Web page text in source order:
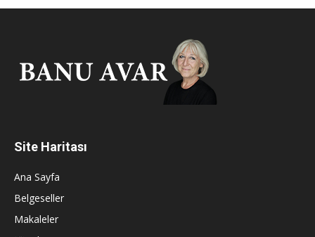
Site Haritası
Ana Sayfa
Belgeseller
Makaleler